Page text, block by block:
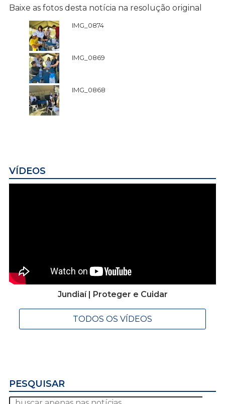
Baixe as fotos desta notícia na resolução original
IMG_0874
IMG_0869
IMG_0868
VÍDEOS
Jundiaí | Proteger e Cuidar
TODOS OS VÍDEOS
PESQUISAR